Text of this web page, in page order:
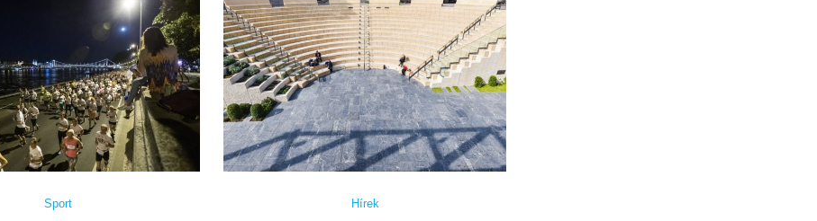
Sport Hírek